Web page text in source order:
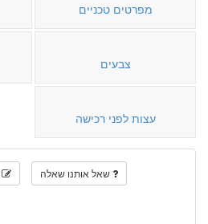
מפרטים טכניים
צבעים
עצות לפני רכישה
שאל אותנו שאלה